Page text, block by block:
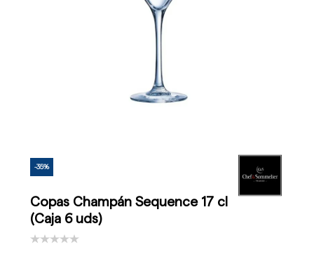
-35%
Copas Champán Sequence 17 cl
(Caja 6 uds)